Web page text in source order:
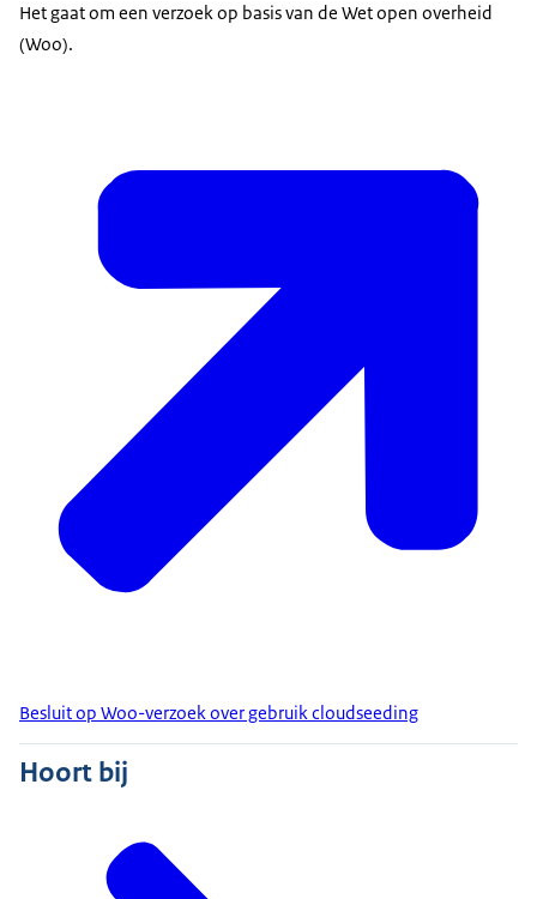
Het gaat om een verzoek op basis van de Wet open overheid
(Woo).
Besluit op Woo-verzoek over gebruik cloudseeding
Hoort bij